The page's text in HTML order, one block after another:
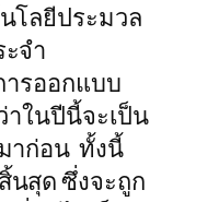
โลยีประมวล
จำ
ารออกแบบ
ในปีนี้จะเป็น
าก่อน ทั้งนี้
นสุด ซึ่งจะถูก